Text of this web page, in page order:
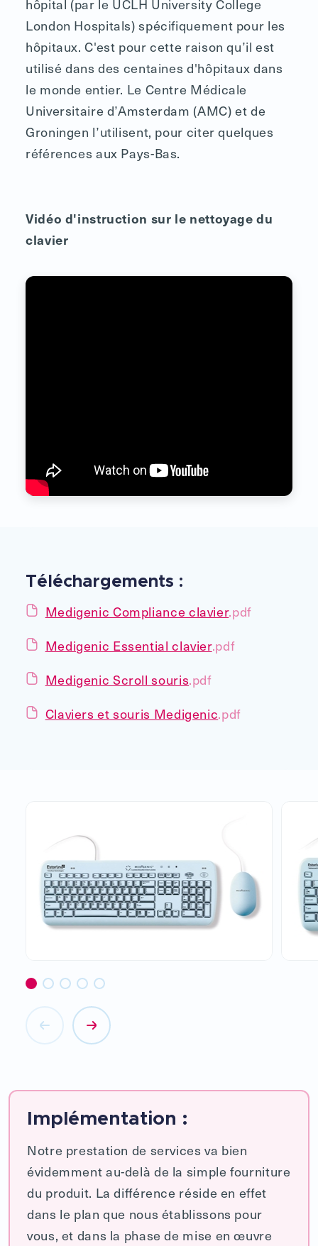
hôpital (par le UCLH University College
London Hospitals) spécifiquement pour les
hôpitaux. C'est pour cette raison qu’il est
utilisé dans des centaines d'hôpitaux dans
le monde entier. Le Centre Médicale
Universitaire d’Amsterdam (AMC) et de
Groningen l’utilisent, pour citer quelques
références aux Pays-Bas.
Vidéo d'instruction sur le nettoyage du
clavier
Téléchargements :
Medigenic Compliance clavier.pdf
Medigenic Essential clavier.pdf
Medigenic Scroll souris.pdf
Claviers et souris Medigenic.pdf
Implémentation :
Notre prestation de services va bien
évidemment au-delà de la simple fourniture
du produit. La différence réside en effet
dans le plan que nous établissons pour
vous, et dans la phase de mise en œuvre